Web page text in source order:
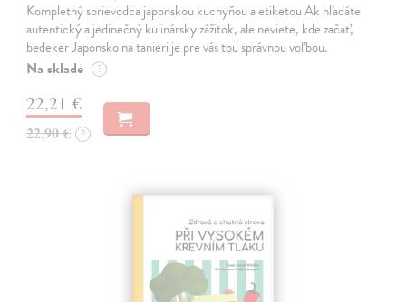
Kompletný sprievodca japonskou kuchyňou a etiketou Ak hľadáte
autentický a jedinečný kulinársky zážitok, ale neviete, kde začať,
bedeker Japonsko na tanieri je pre vás tou správnou voľbou.
Na sklade ?
22,21 €
22,90 € ?